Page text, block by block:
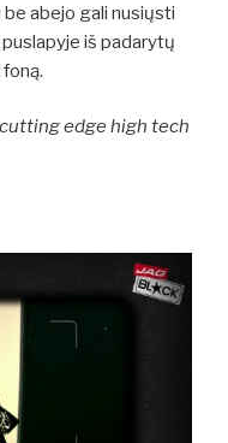
abejo gali nusiųsti
iš padarytų
edge high tech